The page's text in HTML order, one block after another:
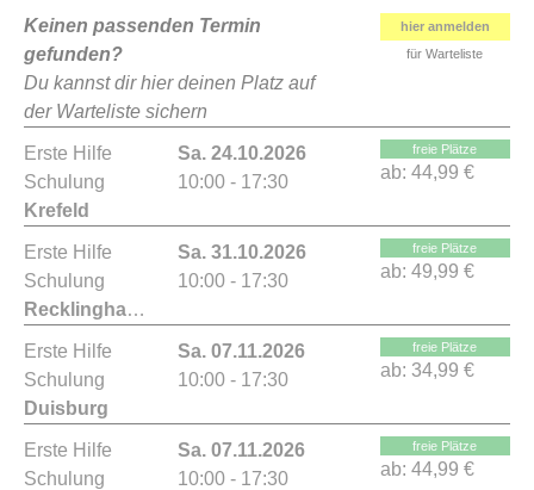
Keinen passenden Termin
gefunden?
Du kannst dir hier deinen Platz auf
der Warteliste sichern
hier anmelden
für Warteliste
Erste Hilfe
Schulung
Krefeld
Sa. 24.10.2026
10:00 - 17:30
freie Plätze
ab: 44,99 €
Erste Hilfe
Schulung
Recklinghausen
Sa. 31.10.2026
10:00 - 17:30
freie Plätze
ab: 49,99 €
Erste Hilfe
Schulung
Duisburg
Sa. 07.11.2026
10:00 - 17:30
freie Plätze
ab: 34,99 €
Erste Hilfe
Schulung
Sa. 07.11.2026
10:00 - 17:30
freie Plätze
ab: 44,99 €